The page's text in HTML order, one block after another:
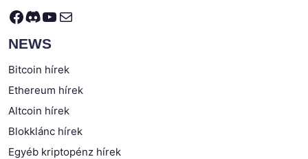
Facebook
Discord
YouTube
Mail
NEWS
Bitcoin hírek
Ethereum hírek
Altcoin hírek
Blokklánc hírek
Egyéb kriptopénz hírek